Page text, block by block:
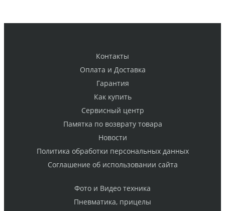
Контакты
Оплата и Доставка
Гарантия
Как купить
Cервисный центр
Памятка по возврату товара
Новости
Политика обработки персональных данных
Cоглашение об использовании сайта
Фото и Видео техника
Пневматика, прицелы